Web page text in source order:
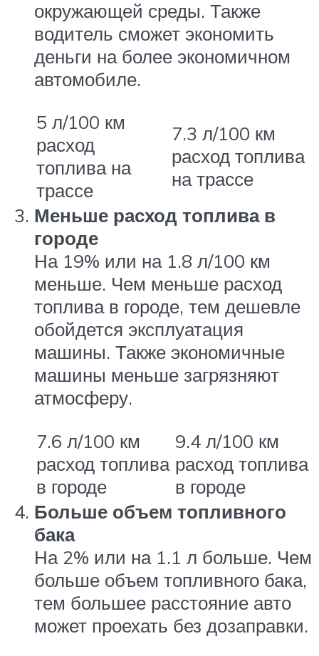
окружающей среды. Также
водитель сможет экономить
деньги на более экономичном
автомобиле.
5 л/100 км
расход
топлива на
трассе
7.3 л/100 км
расход топлива
на трассе
Меньше расход топлива в
городе
На 19% или на 1.8 л/100 км
меньше. Чем меньше расход
топлива в городе, тем дешевле
обойдется эксплуатация
машины. Также экономичные
машины меньше загрязняют
атмосферу.
7.6 л/100 км
расход топлива
в городе
9.4 л/100 км
расход топлива
в городе
Больше объем топливного
бака
На 2% или на 1.1 л больше. Чем
больше объем топливного бака,
тем большее расстояние авто
может проехать без дозаправки.